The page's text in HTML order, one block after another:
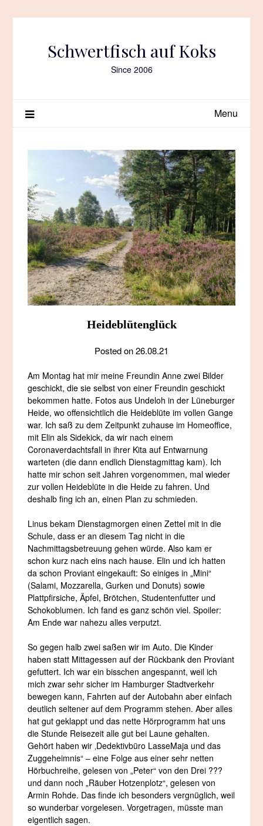
Schwertfisch auf Koks
Since 2006
Menu
Heideblütenglück
Posted on26.08.21
Am Montag hat mir meine Freundin Anne zwei Bilder
geschickt, die sie selbst von einer Freundin geschickt
bekommen hatte. Fotos aus Undeloh in der Lüneburger
Heide, wo offensichtlich die Heideblüte im vollen Gange
war. Ich saß zu dem Zeitpunkt zuhause im Homeoffice,
mit Elin als Sidekick, da wir nach einem
Coronaverdachtsfall in ihrer Kita auf Entwarnung
warteten (die dann endlich Dienstagmittag kam). Ich
hatte mir schon seit Jahren vorgenommen, mal wieder
zur vollen Heideblüte in die Heide zu fahren. Und
deshalb fing ich an, einen Plan zu schmieden.
Linus bekam Dienstagmorgen einen Zettel mit in die
Schule, dass er an diesem Tag nicht in die
Nachmittagsbetreuung gehen würde. Also kam er
schon kurz nach eins nach hause. Elin und ich hatten
da schon Proviant eingekauft: So einiges in „Mini“
(Salami, Mozzarella, Gurken und Donuts) sowie
Plattpfirsiche, Äpfel, Brötchen, Studentenfutter und
Schokoblumen. Ich fand es ganz schön viel. Spoiler:
Am Ende war nahezu alles verputzt.
So gegen halb zwei saßen wir im Auto. Die Kinder
haben statt Mittagessen auf der Rückbank den Proviant
gefuttert. Ich war ein bisschen angespannt, weil ich
mich zwar sehr sicher im Hamburger Stadtverkehr
bewegen kann, Fahrten auf der Autobahn aber einfach
deutlich seltener auf dem Programm stehen. Aber alles
hat gut geklappt und das nette Hörprogramm hat uns
die Stunde Reisezeit alle gut bei Laune gehalten.
Gehört haben wir ‚Dedektivbüro LasseMaja und das
Zuggeheimnis“ – eine Folge aus einer sehr netten
Hörbuchreihe, gelesen von „Peter“ von den Drei ???
und dann noch „Räuber Hotzenplotz“, gelesen von
Armin Rohde. Das finde ich besonders vergnüglich, weil
so wunderbar vorgelesen. Vorgetragen, müsste man
eigentlich sagen.